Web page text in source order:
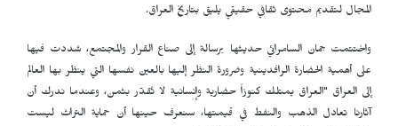
المجال لتقديم محتوى ثقافي حقيقي يليق بتاريخ العراق.
واختتمت جمان السامرائي حديثها برسالة إلى صناع القرار والمجتمع، شددت فيها
على أهمية الحضارة الرافدينية وضرورة النظر إليها بالعين نفسها التي ينظر بها العالم
إلى العراق "العراق يمتلك كنوزاً حضارية وإنسانية لا تُقدّر بثمن، وعندما ندرك أن
آثارنا تعادل الذهب والنفط في قيمتها، سنعرف حينها أن حماية التراث ليست